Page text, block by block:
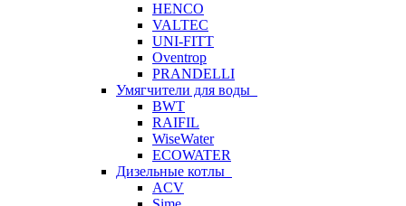
HENCO
VALTEC
UNI-FITT
Oventrop
PRANDELLI
Умягчители для воды
BWT
RAIFIL
WiseWater
ECOWATER
Дизельные котлы
ACV